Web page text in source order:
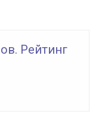
Рейтинг